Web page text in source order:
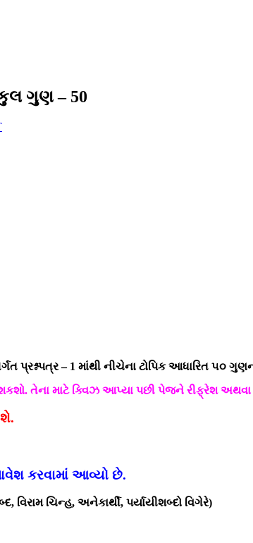
ગુણ – 50
પ્રશ્નપત્ર – 1 માંથી નીચેના ટોપિક
તેના માટે ક્વિઝ આપ્યા પછી પેજને રીફ્રેશ અથવા
કરવામાં આવ્યો છે.
ચિન્હ, અનેકાર્થી, પર્યાયીશબ્દો વિગેરે)